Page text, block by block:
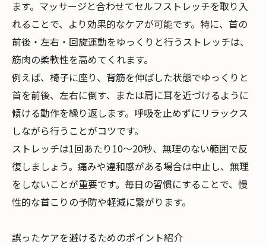
ます。マッサージと合わせてセルフストレッチを取り入
れることで、より効果的なケアが可能です。特に、首の
前後・左右・回旋運動をゆっくりと行うストレッチは、
筋肉の柔軟性を高めてくれます。
例えば、椅子に座り、背筋を伸ばした状態でゆっくりと
首を前後、左右に倒す、または肩に耳を近づけるように
傾ける動作を繰り返します。呼吸を止めずにリラックス
しながら行うことがコツです。
ストレッチは1回あたり10～20秒、無理のない範囲で反
復しましょう。痛みや違和感がある場合は中止し、無理
をしないことが重要です。毎日の習慣にすることで、慢
性的な首こりの予防や軽減に繋がります。
誤ったケアを避けるためのポイント紹介